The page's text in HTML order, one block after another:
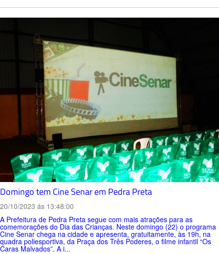
Domingo tem Cine Senar em Pedra Preta
20/10/2023 ás 13:48:00
A Prefeitura de Pedra Preta segue com mais atrações para as
comemorações do Dia das Crianças. Neste domingo (22) o programa
Cine Senar chega na cidade e apresenta, gratuitamente, às 19h, na
quadra poliesportiva, da Praça dos Três Poderes, o filme infantil “Os
Caras Malvados”. A i...